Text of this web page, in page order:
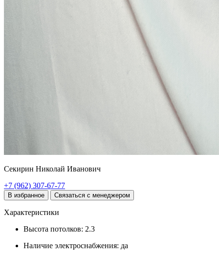
Секирин Николай Иванович
+7 (962) 307-67-77
В избранное Связаться с менеджером
Характеристики
Высота потолков: 2.3
Наличие электроснабжения: да